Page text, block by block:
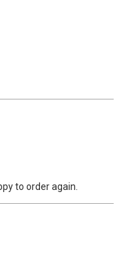
to order again.